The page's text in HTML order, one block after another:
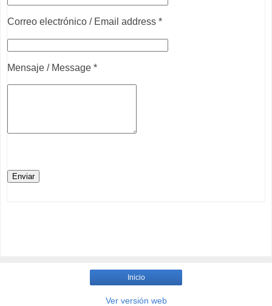
Correo electrónico / Email address *
Mensaje / Message *
Inicio
Ver versión web